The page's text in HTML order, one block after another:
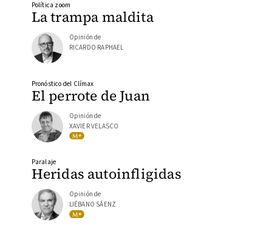
La trampa maldita
Política zoom
Opinión de
RICARDO RAPHAEL
El perrote de Juan
Pronóstico del Clímax
Opinión de
XAVIER VELASCO
Heridas autoinfligidas
Paralaje
Opinión de
LIÉBANO SÁENZ